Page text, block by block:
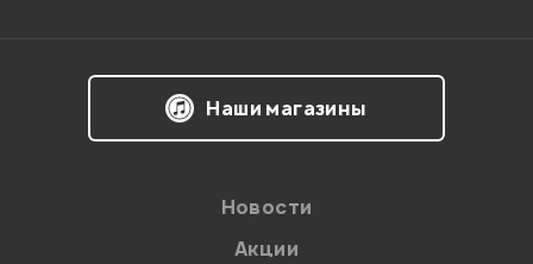
чистый звук хорош, эквалайзер достаточно
Наши магазины
Новости
Акции